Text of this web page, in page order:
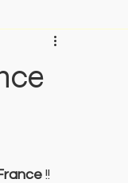
!!